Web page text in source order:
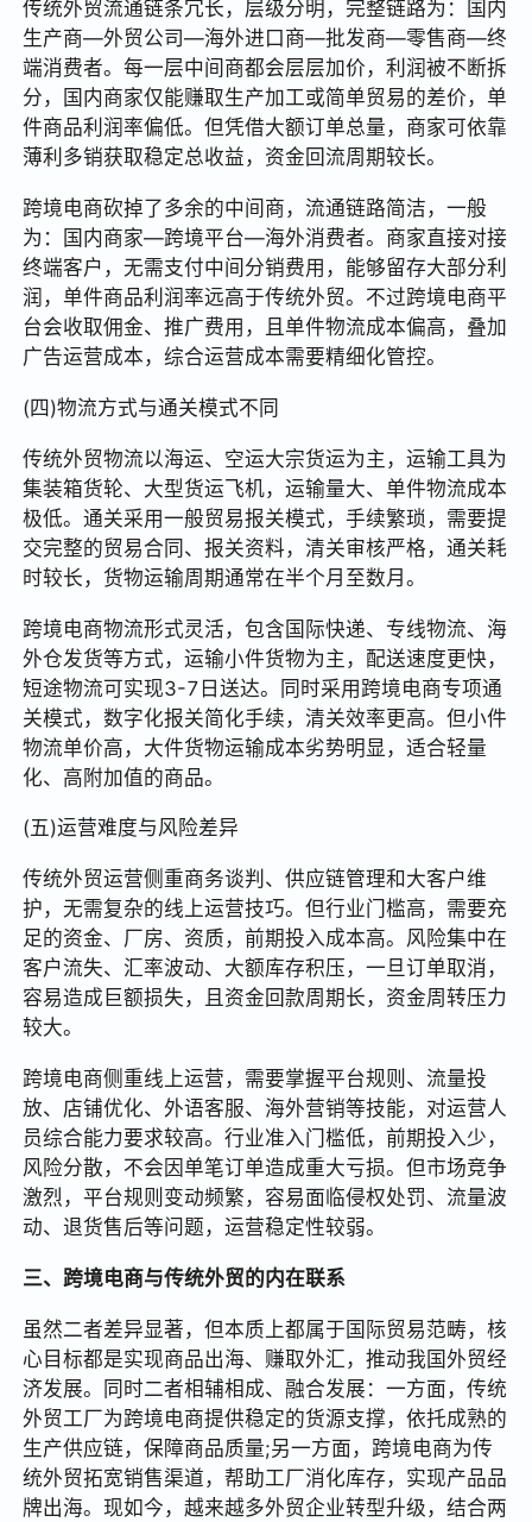
传统外贸流通链条冗长，层级分明，完整链路为：国内
生产商—外贸公司—海外进口商—批发商—零售商—终
端消费者。每一层中间商都会层层加价，利润被不断拆
分，国内商家仅能赚取生产加工或简单贸易的差价，单
件商品利润率偏低。但凭借大额订单总量，商家可依靠
薄利多销获取稳定总收益，资金回流周期较长。
跨境电商砍掉了多余的中间商，流通链路简洁，一般
为：国内商家—跨境平台—海外消费者。商家直接对接
终端客户，无需支付中间分销费用，能够留存大部分利
润，单件商品利润率远高于传统外贸。不过跨境电商平
台会收取佣金、推广费用，且单件物流成本偏高，叠加
广告运营成本，综合运营成本需要精细化管控。
(四)物流方式与通关模式不同
传统外贸物流以海运、空运大宗货运为主，运输工具为
集装箱货轮、大型货运飞机，运输量大、单件物流成本
极低。通关采用一般贸易报关模式，手续繁琐，需要提
交完整的贸易合同、报关资料，清关审核严格，通关耗
时较长，货物运输周期通常在半个月至数月。
跨境电商物流形式灵活，包含国际快递、专线物流、海
外仓发货等方式，运输小件货物为主，配送速度更快，
短途物流可实现3-7日送达。同时采用跨境电商专项通
关模式，数字化报关简化手续，清关效率更高。但小件
物流单价高，大件货物运输成本劣势明显，适合轻量
化、高附加值的商品。
(五)运营难度与风险差异
传统外贸运营侧重商务谈判、供应链管理和大客户维
护，无需复杂的线上运营技巧。但行业门槛高，需要充
足的资金、厂房、资质，前期投入成本高。风险集中在
客户流失、汇率波动、大额库存积压，一旦订单取消，
容易造成巨额损失，且资金回款周期长，资金周转压力
较大。
跨境电商侧重线上运营，需要掌握平台规则、流量投
放、店铺优化、外语客服、海外营销等技能，对运营人
员综合能力要求较高。行业准入门槛低，前期投入少，
风险分散，不会因单笔订单造成重大亏损。但市场竞争
激烈，平台规则变动频繁，容易面临侵权处罚、流量波
动、退货售后等问题，运营稳定性较弱。
三、跨境电商与传统外贸的内在联系
虽然二者差异显著，但本质上都属于国际贸易范畴，核
心目标都是实现商品出海、赚取外汇，推动我国外贸经
济发展。同时二者相辅相成、融合发展：一方面，传统
外贸工厂为跨境电商提供稳定的货源支撑，依托成熟的
生产供应链，保障商品质量;另一方面，跨境电商为传
统外贸拓宽销售渠道，帮助工厂消化库存，实现产品品
牌出海。现如今，越来越多外贸企业转型升级，结合两